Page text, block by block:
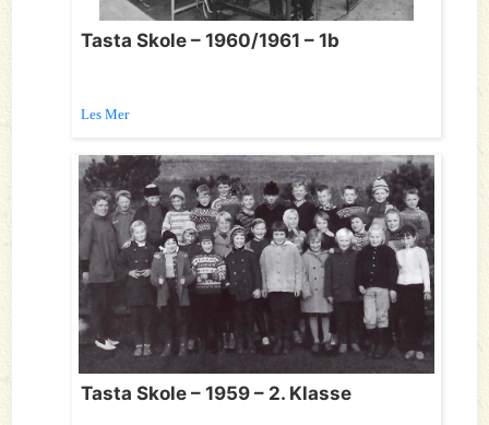
Tasta Skole – 1960/1961 – 1b
Les Mer
Tasta Skole – 1959 – 2. Klasse